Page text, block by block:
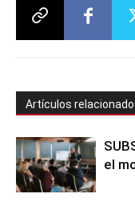
Artículos
el